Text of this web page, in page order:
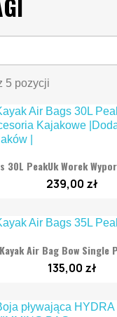
5 pozycji
30L PeakUk Worek
239,00 zł
Kayak Air Bag Bow Single
135,00 zł